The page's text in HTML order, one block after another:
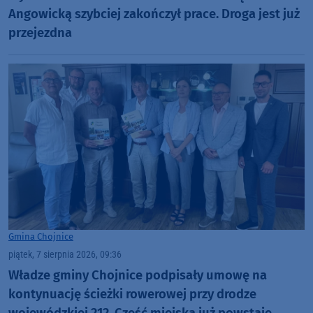
Angowicką szybciej zakończył prace. Droga jest już
przejezdna
Gmina Chojnice
piątek, 7 sierpnia 2026, 09:36
Władze gminy Chojnice podpisały umowę na
kontynuację ścieżki rowerowej przy drodze